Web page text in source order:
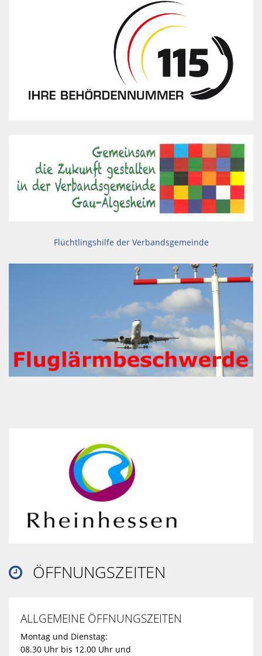
Flüchtlingshilfe der Verbandsgemeinde
 ÖFFNUNGSZEITEN
ALLGEMEINE ÖFFNUNGSZEITEN
Montag und Dienstag:
08.30 Uhr bis 12.00 Uhr und